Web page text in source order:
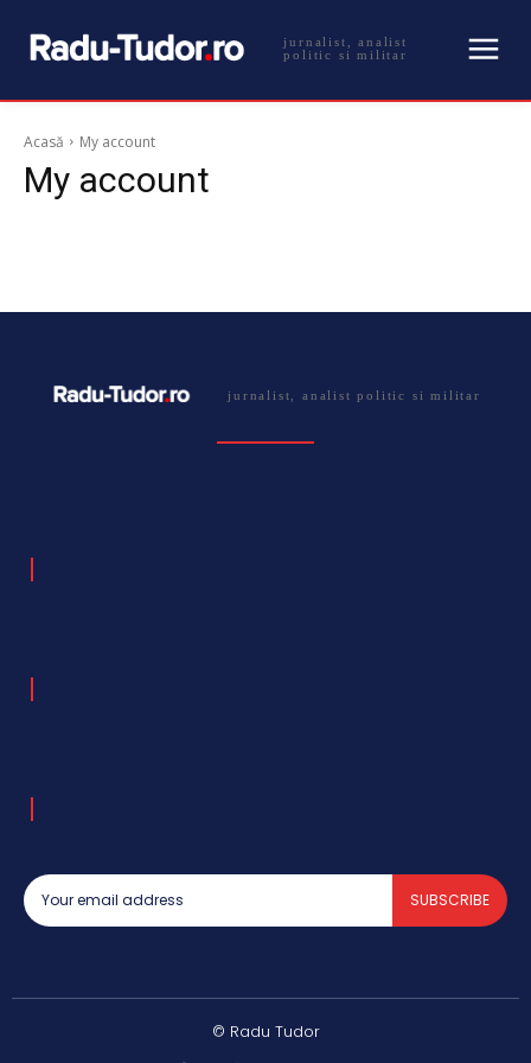
jurnalist, analist
politic si militar
Acasă My account
My account
jurnalist, analist politic si militar
SUBSCRIBE
© Radu Tudor